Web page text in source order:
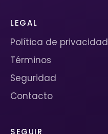
LEGAL
Política de privacidad
Términos
Seguridad
Contacto